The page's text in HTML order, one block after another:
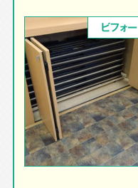
ビフォー